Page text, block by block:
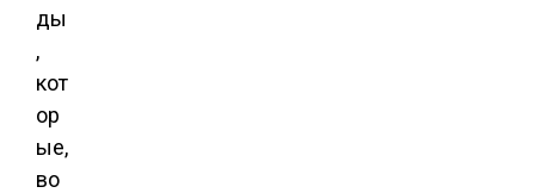
ды
,
кот
ор
ые,
во